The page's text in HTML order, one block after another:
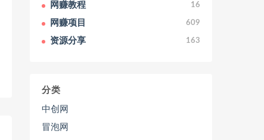
网赚教程 16
网赚项目 609
资源分享 163
分类
中创网
冒泡网